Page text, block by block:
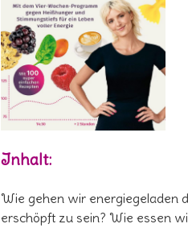
Inhalt:
Wie gehen wir energiegeladen
erschöpft zu sein? Wie essen